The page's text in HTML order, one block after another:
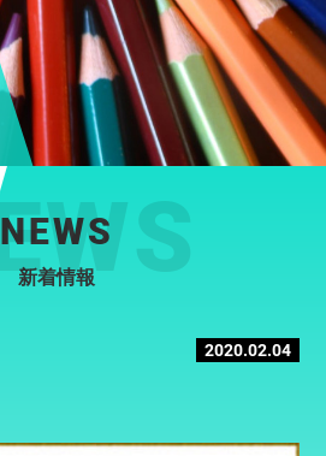
NEWS
新着情報
2020.02.04